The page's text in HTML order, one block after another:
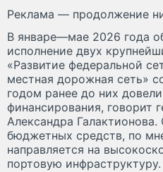
Реклама — продолжение
В январе—мае 2026 года
исполнение двух
«Развитие федеральной
местная дорожная сеть»
годом ранее до них довели
финансирования, говорит
Александра
бюджетных средств, по
направляется на
портовую инфраструктуру.